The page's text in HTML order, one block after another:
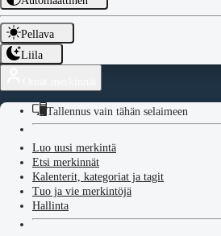
Pellava
Liila
Tallennus vain tähän selaimeen
Luo uusi merkintä
Etsi merkinnät
Kalenterit, kategoriat ja tagit
Tuo ja vie merkintöjä
Hallinta